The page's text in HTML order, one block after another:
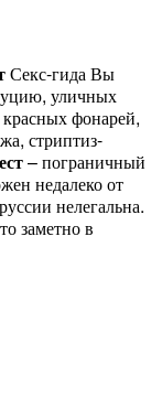
Секс-гида Вы
уличных
фонарей,
стриптиз-
– пограничный
недалеко от
нелегальна.
заметно в